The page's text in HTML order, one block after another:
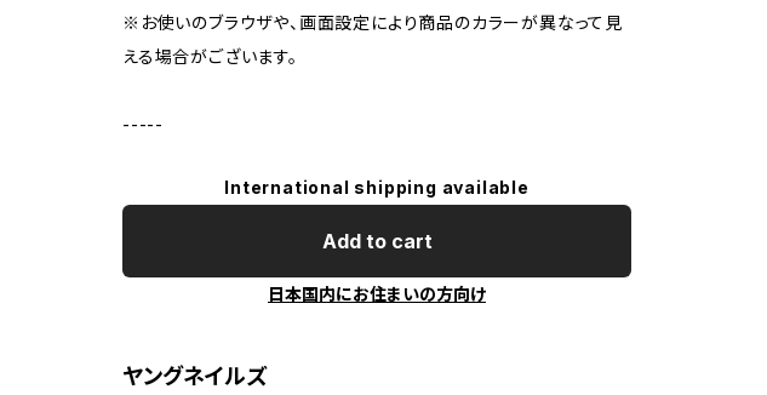
※お使いのブラウザや、画面設定により商品のカラーが異なって見
える場合がございます。
-----
International shipping available
Add to cart
日本国内にお住まいの方向け
ヤングネイルズ